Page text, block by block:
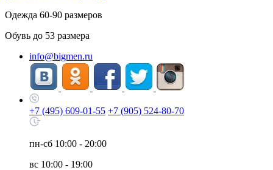
Одежда 60-90 размеров
Обувь до 53 размера
info@bigmen.ru
+7 (495) 609-01-55 +7 (905) 524-80-70
пн-сб 10:00 - 20:00
вс 10:00 - 19:00